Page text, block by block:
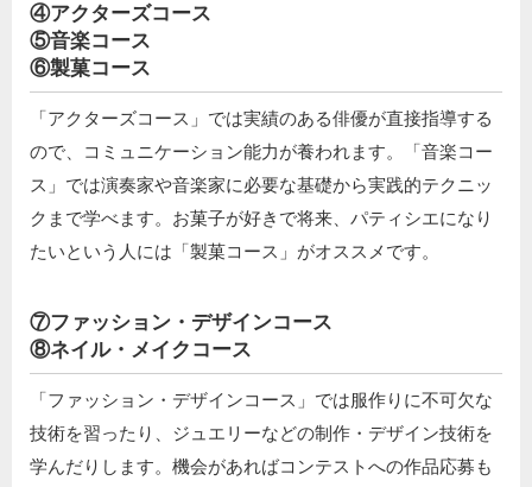
④アクターズコース
⑤音楽コース
⑥製菓コース
「アクターズコース」では実績のある俳優が直接指導する
ので、コミュニケーション能力が養われます。「音楽コー
ス」では演奏家や音楽家に必要な基礎から実践的テクニッ
クまで学べます。お菓子が好きで将来、パティシエになり
たいという人には「製菓コース」がオススメです。
⑦ファッション・デザインコース
⑧ネイル・メイクコース
「ファッション・デザインコース」では服作りに不可欠な
技術を習ったり、ジュエリーなどの制作・デザイン技術を
学んだりします。機会があればコンテストへの作品応募も